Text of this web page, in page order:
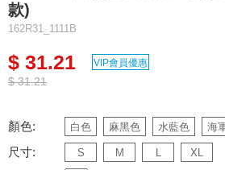
款)
162R31_1111B
$ 31.21
$ 31.21
VIP會員優惠
顏色: 白色 麻黑色 水藍色 海
尺寸: S M L XL